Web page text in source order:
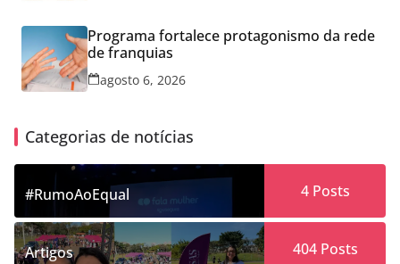
Programa fortalece protagonismo da rede
de franquias
agosto 6, 2026
Categorias de notícias
#RumoAoEqual 4Posts
Artigos 404Posts